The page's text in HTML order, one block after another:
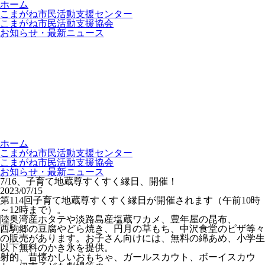
ホーム
こまがね市民活動支援センター
こまがね市民活動支援協会
お知らせ・最新ニュース
ホーム
こまがね市民活動支援センター
こまがね市民活動支援協会
お知らせ・最新ニュース
7/16、子育て地蔵尊すくすく縁日、開催！
2023/07/15
第114回子育て地蔵尊すくすく縁日が開催されます（午前10時
～12時まで）。
陸奥湾産ホタテや淡路島産塩蔵ワカメ、豊年屋の昆布、
西駒郷の豆腐やどら焼き、円月の草もち、中沢食堂のピザ等々
の販売があります。お子さん向けには、無料の綿あめ、小学生
以下無料のかき氷を提供。
射的、昔懐かしいおもちゃ、ガールスカウト、ボーイスカウ